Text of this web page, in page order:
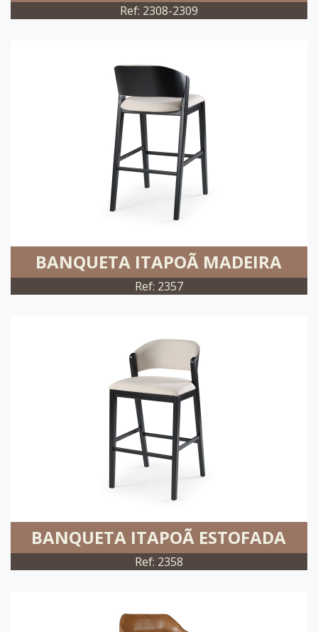
Ref: 2308-2309
BANQUETA ITAPOÃ MADEIRA
Ref: 2357
BANQUETA ITAPOÃ ESTOFADA
Ref: 2358